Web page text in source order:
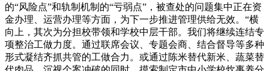
的“风险点”和轨制机制的“亏弱点”，被查处的问题集中正在资
金办理、运营办理等方面，为下一步推进管理供给无效。“横
向上，其次为分担校带领和学校中层干部。我们将继续连结专
项整治工做力度。通过联席会议、专题会商、结合督导等多种
形式凝结齐抓共管的工做合力。或通过陈米替代新米、蔬菜替